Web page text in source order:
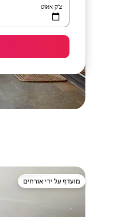
צ'ק-אאוט
מועדף על ידי אורחים
מועדף על ידי אורחים